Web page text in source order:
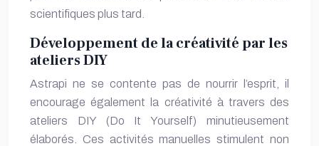
scientifiques plus tard.
Développement de la créativité par les
ateliers DIY
Astrapi ne se contente pas de nourrir l’esprit, il
encourage également la créativité à travers des
ateliers DIY (Do It Yourself) minutieusement
élaborés. Ces activités manuelles stimulent non